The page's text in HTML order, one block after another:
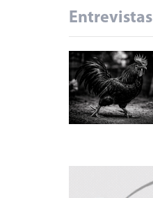
Entrevistas